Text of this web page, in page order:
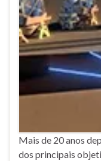
Mais de 20 anos
dos principais